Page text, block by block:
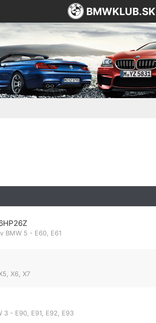
BMWKLUB.SK
BMW 5 - E60, E61
X6, X7
3 - E90, E91, E92, E93